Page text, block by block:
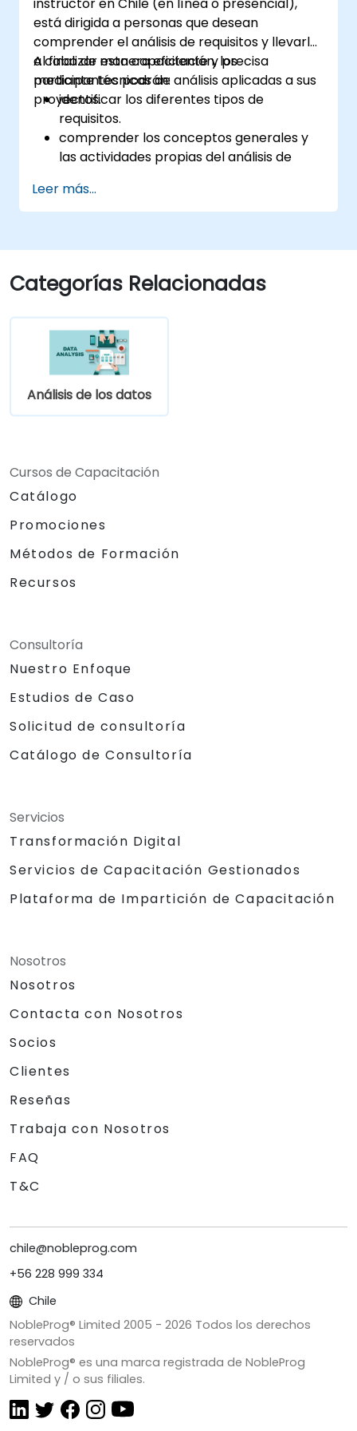
está dirigida a personas que desean
comprender el análisis de requisitos y llevarlo
a cabo de manera eficiente y precisa
mediante técnicas de análisis aplicadas a sus
proyectos.
Al finalizar esta capacitación, los
participantes podrán:
identificar los diferentes tipos de
requisitos.
comprender los conceptos generales y
las actividades propias del análisis de
conocer la metodología de análisis de
requisitos.
de requisitos en sus proyectos.
estructurar los requisitos para
comunicarse de manera eficiente con
un proceso iterativo de recopilación de
requisitos.
Leer más...
Categorías Relacionadas
Análisis de los datos
Cursos de Capacitación
Catálogo
Promociones
Métodos de Formación
Recursos
Consultoría
Nuestro Enfoque
Estudios de Caso
Solicitud de consultoría
Catálogo de Consultoría
Servicios
Transformación Digital
Servicios de Capacitación Gestionados
Plataforma de Impartición de Capacitación
Nosotros
Nosotros
Contacta con Nosotros
Socios
Clientes
Reseñas
Trabaja con Nosotros
FAQ
T&C
chile@nobleprog.com
+56 228 999 334
Chile
NobleProg® Limited 2005 - 2026 Todos los derechos
reservados
NobleProg® es una marca registrada de NobleProg
Limited y / o sus filiales.